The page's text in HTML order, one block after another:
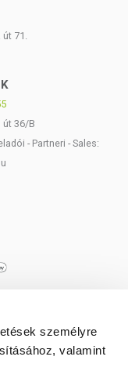
személyre
valamint
út 71.
út 36/B
- Partneri - Sales: